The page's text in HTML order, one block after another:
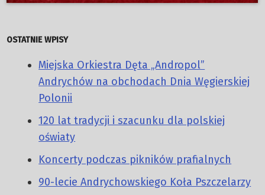
OSTATNIE WPISY
Miejska Orkiestra Dęta „Andropol”
Andrychów na obchodach Dnia Węgierskiej
Polonii
120 lat tradycji i szacunku dla polskiej
oświaty
Koncerty podczas pikników prafialnych
90-lecie Andrychowskiego Koła Pszczelarzy